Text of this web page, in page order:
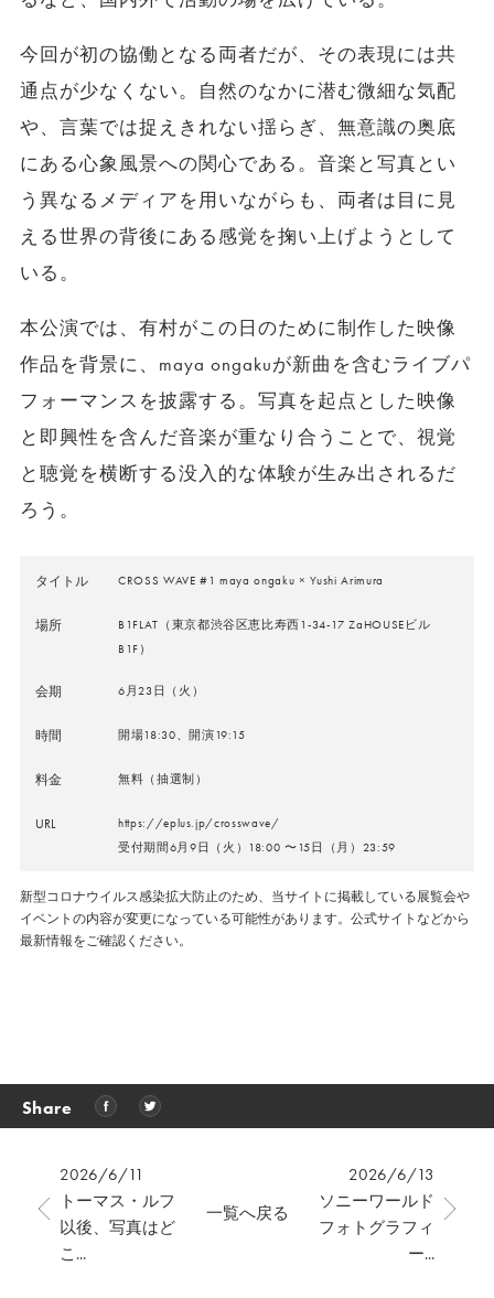
今回が初の協働となる両者だが、その表現には共
通点が少なくない。自然のなかに潜む微細な気配
や、言葉では捉えきれない揺らぎ、無意識の奥底
にある心象風景への関心である。音楽と写真とい
う異なるメディアを用いながらも、両者は目に見
える世界の背後にある感覚を掬い上げようとして
いる。
本公演では、有村がこの日のために制作した映像
作品を背景に、maya ongakuが新曲を含むライブパ
フォーマンスを披露する。写真を起点とした映像
と即興性を含んだ音楽が重なり合うことで、視覚
と聴覚を横断する没入的な体験が生み出されるだ
ろう。
タイトル CROSS WAVE #1 maya ongaku × Yushi Arimura
場所
B1FLAT（東京都渋谷区恵比寿西1-34-17 ZaHOUSEビル
B1F）
会期 6月23日（火）
時間 開場18:30、開演19:15
料金 無料（抽選制）
URL
https://eplus.jp/crosswave/
受付期間6月9日（火）18:00 〜15日（月）23:59
新型コロナウイルス感染拡大防止のため、当サイトに掲載している展覧会や
イベントの内容が変更になっている可能性があります。公式サイトなどから
最新情報をご確認ください。
Share
2026/6/11
トーマス・ルフ
以後、写真はど
こ...
2026/6/13
ソニーワールド
フォトグラフィ
ー...
一覧へ戻る